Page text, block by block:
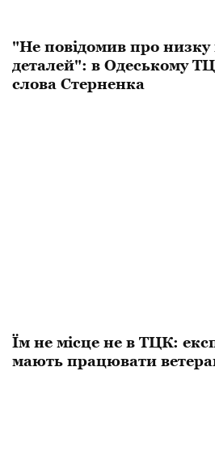
"Не повідомив про
деталей": в Одеському
слова Стерненка
Їм не місце не в ТЦК:
мають працювати